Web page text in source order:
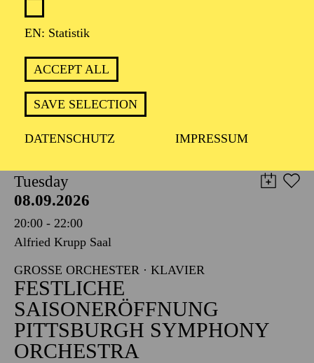
EN: Statistik
ACCEPT ALL
SAVE SELECTION
DATENSCHUTZ IMPRESSUM
BLICK AUF DEN IRAN –
STIMMEN ZUR AKTUELLEN
LAGE
TICKETS
8,00€
Tuesday
08.09.2026
20:00 - 22:00
Alfried Krupp Saal
GROSSE ORCHESTER · KLAVIER
FESTLICHE
SAISONERÖFFNUNG
PITTSBURGH SYMPHONY
ORCHESTRA